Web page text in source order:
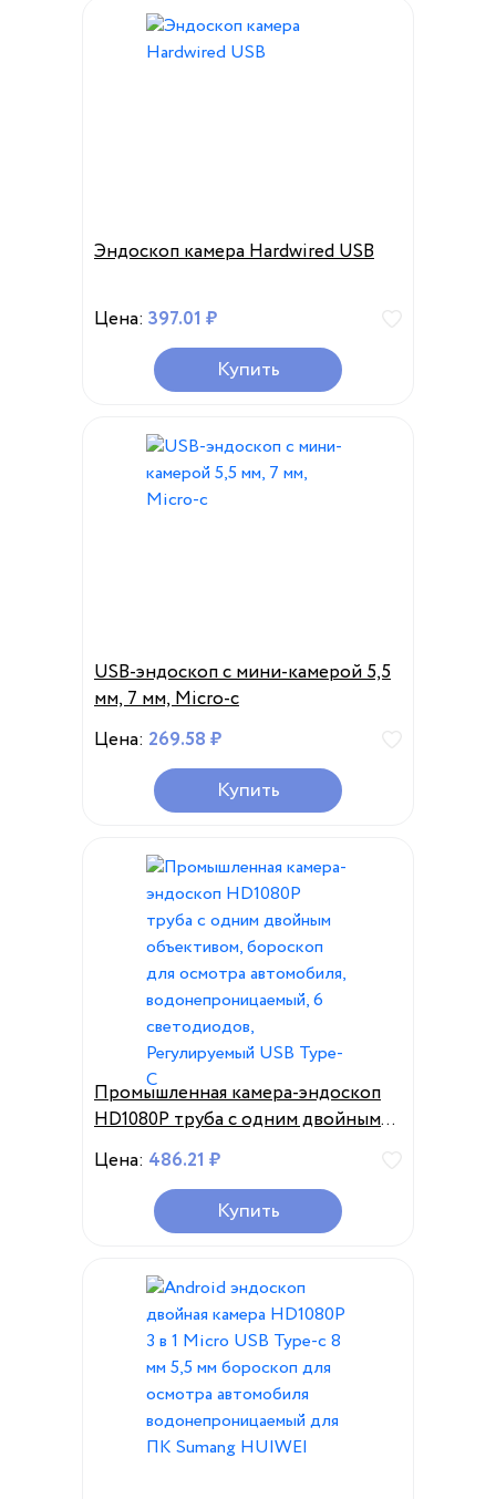
Эндоскоп камера Hardwired USB
Цена: 397.01 ₽
Купить
USB-эндоскоп с мини-камерой 5,5
мм, 7 мм, Micro-c
Цена: 269.58 ₽
Купить
Промышленная камера-эндоскоп
HD1080P труба с одним двойным
объективом, бороскоп для
осмотра автомобиля,
водонепроницаемый, 6
светодиодов, Регулируемый USB
Цена: 486.21 ₽
Купить